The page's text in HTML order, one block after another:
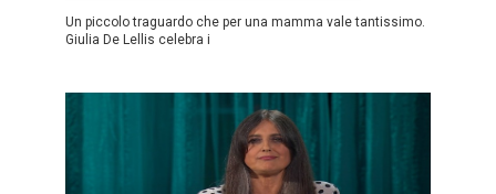
Un piccolo traguardo che per una mamma vale tantissimo.
Giulia De Lellis celebra i